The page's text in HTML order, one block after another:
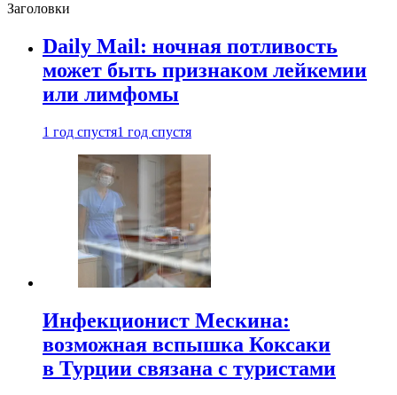
Заголовки
Daily Mail: ночная потливость
может быть признаком лейкемии
или лимфомы
1 год спустя1 год спустя
Инфекционист Мескина:
возможная вспышка Коксаки
в Турции связана с туристами